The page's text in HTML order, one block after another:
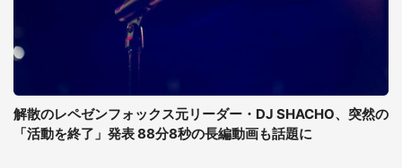
解散のレペゼンフォックス元リーダー・DJ SHACHO、突然の
「活動を終了」発表 88分8秒の長編動画も話題に